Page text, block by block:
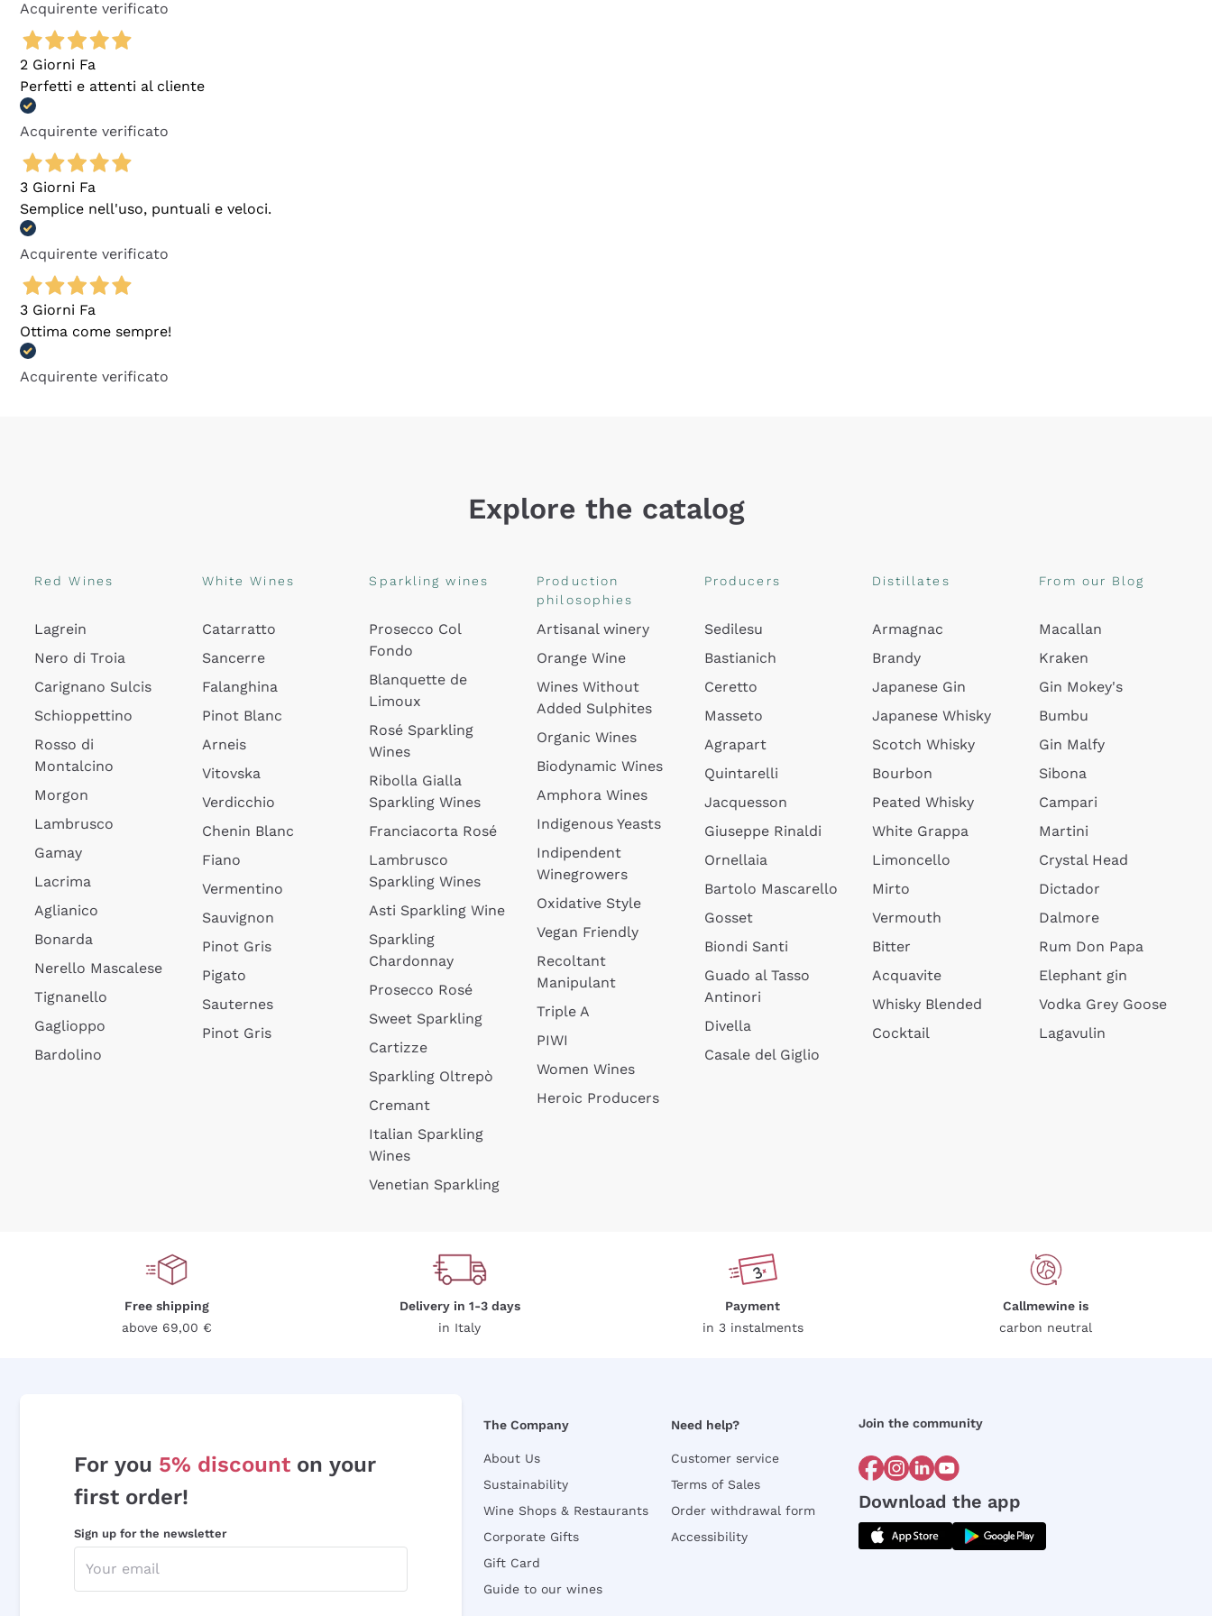
Acquirente verificato
2 Giorni Fa
Perfetti e attenti al cliente
Acquirente verificato
3 Giorni Fa
Semplice nell'uso, puntuali e veloci.
Acquirente verificato
3 Giorni Fa
Ottima come sempre!
Acquirente verificato
Explore the catalog
Red Wines
Lagrein
Nero di Troia
Carignano Sulcis
Schioppettino
Rosso di
Montalcino
Morgon
Lambrusco
Gamay
Lacrima
Aglianico
Bonarda
Nerello Mascalese
Tignanello
Gaglioppo
Bardolino
White Wines
Catarratto
Sancerre
Falanghina
Pinot Blanc
Arneis
Vitovska
Verdicchio
Chenin Blanc
Fiano
Vermentino
Sauvignon
Pinot Gris
Pigato
Sauternes
Pinot Gris
Sparkling wines
Prosecco Col
Fondo
Blanquette de
Limoux
Rosé Sparkling
Wines
Ribolla Gialla
Sparkling Wines
Franciacorta Rosé
Lambrusco
Sparkling Wines
Asti Sparkling Wine
Sparkling
Chardonnay
Prosecco Rosé
Sweet Sparkling
Cartizze
Sparkling Oltrepò
Cremant
Italian Sparkling
Wines
Venetian Sparkling
Production
philosophies
Artisanal winery
Orange Wine
Wines Without
Added Sulphites
Organic Wines
Biodynamic Wines
Amphora Wines
Indigenous Yeasts
Indipendent
Winegrowers
Oxidative Style
Vegan Friendly
Recoltant
Manipulant
Triple A
PIWI
Women Wines
Heroic Producers
Producers
Sedilesu
Bastianich
Ceretto
Masseto
Agrapart
Quintarelli
Jacquesson
Giuseppe Rinaldi
Ornellaia
Bartolo Mascarello
Gosset
Biondi Santi
Guado al Tasso
Antinori
Divella
Casale del Giglio
Distillates
Armagnac
Brandy
Japanese Gin
Japanese Whisky
Scotch Whisky
Bourbon
Peated Whisky
White Grappa
Limoncello
Mirto
Vermouth
Bitter
Acquavite
Whisky Blended
Cocktail
From our Blog
Macallan
Kraken
Gin Mokey's
Bumbu
Gin Malfy
Sibona
Campari
Martini
Crystal Head
Dictador
Dalmore
Rum Don Papa
Elephant gin
Vodka Grey Goose
Lagavulin
Free shipping
above 69,00 €
Delivery in 1-3 days
in Italy
Payment
in 3 instalments
Callmewine is
carbon neutral
For you 5% discount on your
first order!
Sign up for the newsletter
The Company
About Us
Sustainability
Wine Shops & Restaurants
Corporate Gifts
Gift Card
Guide to our wines
Need help?
Customer service
Terms of Sales
Order withdrawal form
Accessibility
Join the community
Download the app